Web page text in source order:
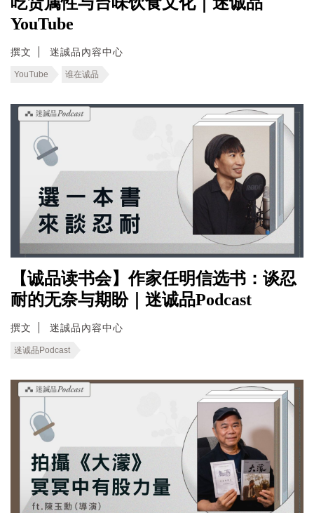
YouTube
撰文 迷誠品內容中心
YouTube 谁在诚品
【诚品读书会】作家任明信选书：谈忍
耐的无奈与期盼｜迷诚品Podcast
撰文 迷誠品內容中心
迷诚品Podcast